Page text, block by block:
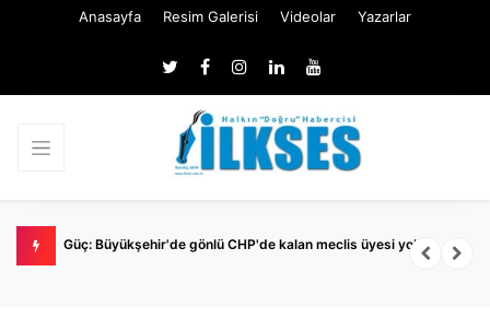
Anasayfa Resim Galerisi Videolar Yazarlar
Güç: Büyükşehir'de gönlü CHP'de kalan meclis üyesi yok